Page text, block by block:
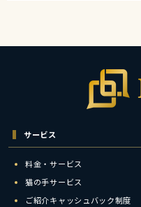
サービス
料金・サービス
猫の手サービス
ご紹介キャッシュバック制度